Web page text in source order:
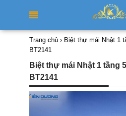
Trang chủ › Biệt thự mái Nhật 1
BT2141
Biệt thự mái Nhật 1 tầng
BT2141